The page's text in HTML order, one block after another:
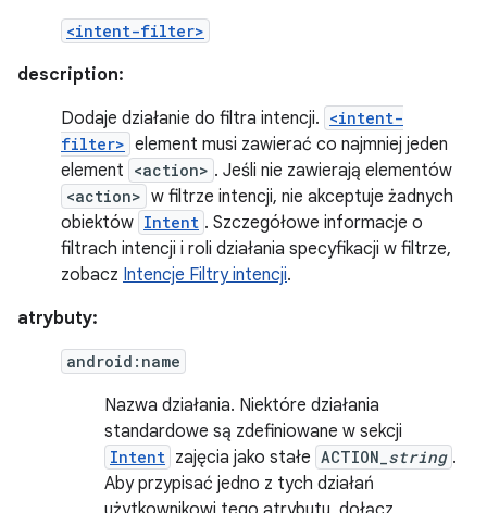
<intent-filter>
description:
Dodaje działanie do filtra intencji. <intent-
filter> element musi zawierać co najmniej jeden
element <action> . Jeśli nie zawierają elementów
<action> w filtrze intencji, nie akceptuje żadnych
obiektów Intent . Szczegółowe informacje o
filtrach intencji i roli działania specyfikacji w filtrze,
zobacz Intencje Filtry intencji.
atrybuty:
android:name
Nazwa działania. Niektóre działania
standardowe są zdefiniowane w sekcji
Intent zajęcia jako stałe ACTION_ string .
Aby przypisać jedno z tych działań